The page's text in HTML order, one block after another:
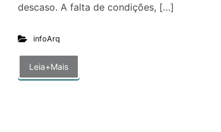
descaso. A falta de condições, […]
infoArq
Leia+Mais